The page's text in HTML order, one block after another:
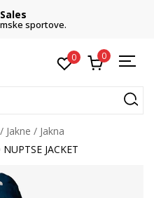
sportove.
0 0
Jakne
Jakna
JACKET